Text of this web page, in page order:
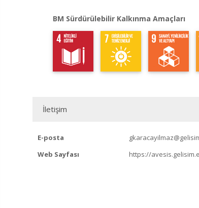
BM Sürdürülebilir Kalkınma Amaçları
İletişim
E-posta
Web Sayfası
https://